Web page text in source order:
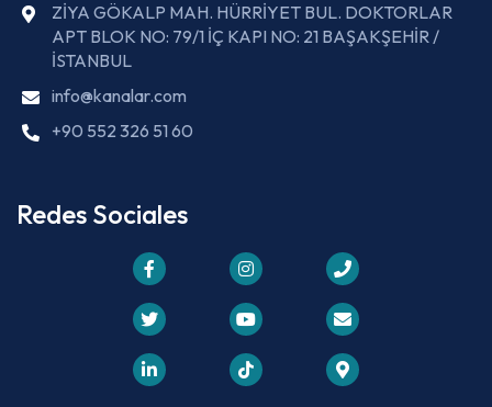
ZİYA GÖKALP MAH. HÜRRİYET BUL. DOKTORLAR
APT BLOK NO: 79/1 İÇ KAPI NO: 21 BAŞAKŞEHİR /
İSTANBUL
info@kanalar.com
+90 552 326 51 60
Redes Sociales